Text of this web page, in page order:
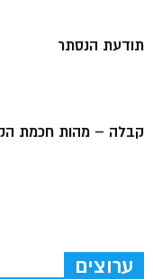
תודעת הנסתר
קבלה – מהות חכמת
ערוצים